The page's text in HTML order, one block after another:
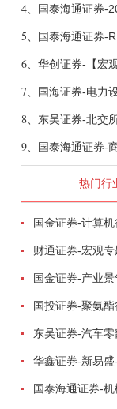
4、
5、
6、
7、
8、
9、
热门行
国金证券-计算
国金证券-产业